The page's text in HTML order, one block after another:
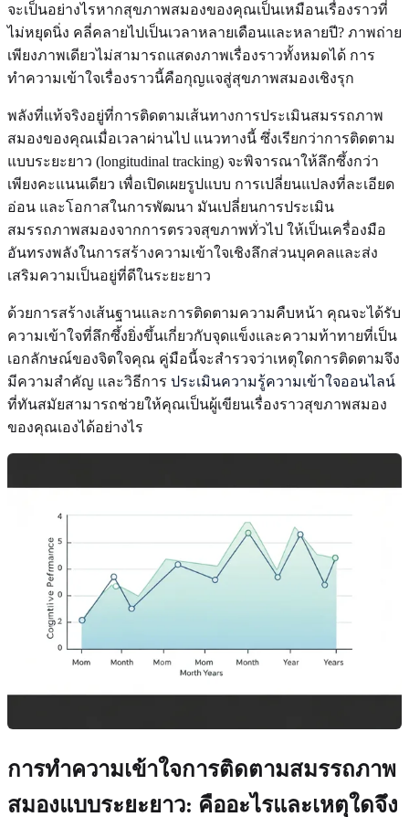
จะเป็นอย่างไรหากสุขภาพสมองของคุณเป็นเหมือนเรื่องราวที่
ไม่หยุดนิ่ง คลี่คลายไปเป็นเวลาหลายเดือนและหลายปี? ภาพถ่าย
เพียงภาพเดียวไม่สามารถแสดงภาพเรื่องราวทั้งหมดได้ การ
ทำความเข้าใจเรื่องราวนี้คือกุญแจสู่สุขภาพสมองเชิงรุก
พลังที่แท้จริงอยู่ที่การติดตามเส้นทางการประเมินสมรรถภาพ
สมองของคุณเมื่อเวลาผ่านไป แนวทางนี้ ซึ่งเรียกว่าการติดตาม
แบบระยะยาว (longitudinal tracking) จะพิจารณาให้ลึกซึ้งกว่า
เพียงคะแนนเดียว เพื่อเปิดเผยรูปแบบ การเปลี่ยนแปลงที่ละเอียด
อ่อน และโอกาสในการพัฒนา มันเปลี่ยนการประเมิน
สมรรถภาพสมองจากการตรวจสุขภาพทั่วไป ให้เป็นเครื่องมือ
อันทรงพลังในการสร้างความเข้าใจเชิงลึกส่วนบุคคลและส่ง
เสริมความเป็นอยู่ที่ดีในระยะยาว
ด้วยการสร้างเส้นฐานและการติดตามความคืบหน้า คุณจะได้รับ
ความเข้าใจที่ลึกซึ้งยิ่งขึ้นเกี่ยวกับจุดแข็งและความท้าทายที่เป็น
เอกลักษณ์ของจิตใจคุณ คู่มือนี้จะสำรวจว่าเหตุใดการติดตามจึง
มีความสำคัญ และวิธีการ ประเมินความรู้ความเข้าใจออนไลน์
ที่ทันสมัยสามารถช่วยให้คุณเป็นผู้เขียนเรื่องราวสุขภาพสมอง
ของคุณเองได้อย่างไร
การทำความเข้าใจการติดตามสมรรถภาพ
สมองแบบระยะยาว: คืออะไรและเหตุใดจึง